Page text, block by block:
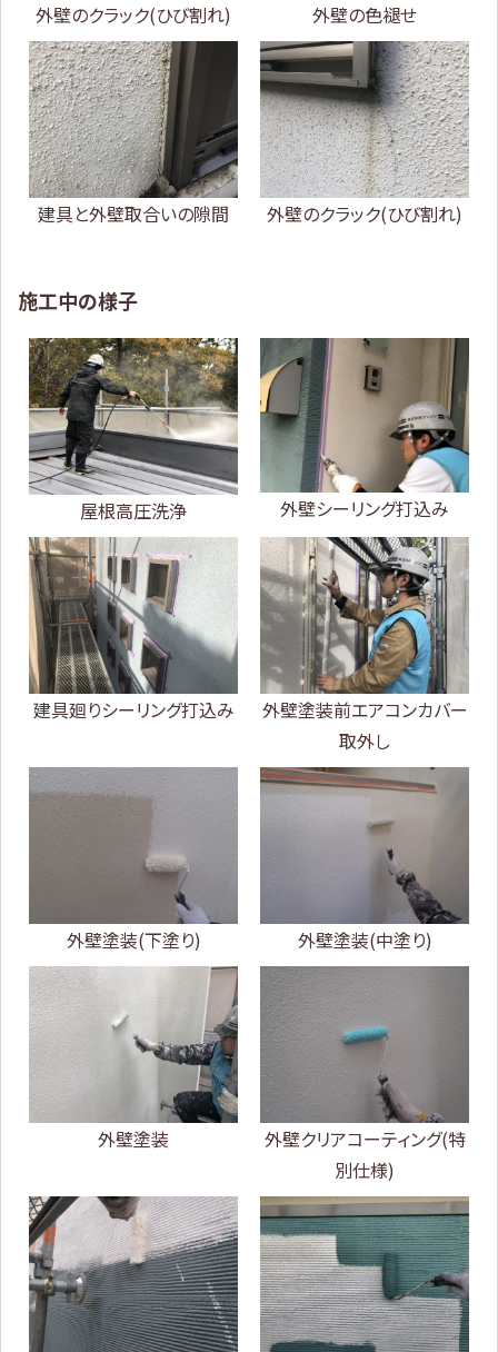
外壁のクラック(ひび割れ) 外壁の色褪せ
建具と外壁取合いの隙間 外壁のクラック(ひび割れ)
施工中の様子
屋根高圧洗浄 外壁シーリング打込み
建具廻りシーリング打込み
外壁塗装前エアコンカバー
取外し
外壁塗装(下塗り) 外壁塗装(中塗り)
外壁塗装
外壁クリアコーティング(特
別仕様)